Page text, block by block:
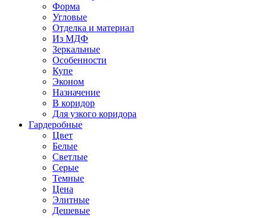
Форма
Угловые
Отделка и материал
Из МДФ
Зеркальные
Особенности
Купе
Эконом
Назначение
В коридор
Для узкого коридора
Гардеробные
Цвет
Белые
Светлые
Серые
Темные
Цена
Элитные
Дешевые